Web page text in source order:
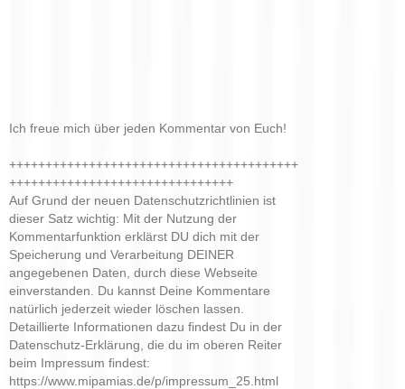
Ich freue mich über jeden Kommentar von Euch!
++++++++++++++++++++++++++++++++++++++++
+++++++++++++++++++++++++++++++
Auf Grund der neuen Datenschutzrichtlinien ist
dieser Satz wichtig: Mit der Nutzung der
Kommentarfunktion erklärst DU dich mit der
Speicherung und Verarbeitung DEINER
angegebenen Daten, durch diese Webseite
einverstanden. Du kannst Deine Kommentare
natürlich jederzeit wieder löschen lassen.
Detaillierte Informationen dazu findest Du in der
Datenschutz-Erklärung, die du im oberen Reiter
beim Impressum findest:
https://www.mipamias.de/p/impressum_25.html